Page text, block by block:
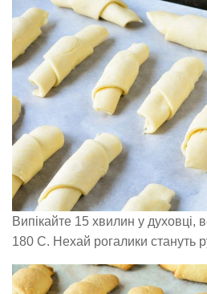
Випікайте 15 хвилин у духовці,
180 С. Нехай рогалики стануть